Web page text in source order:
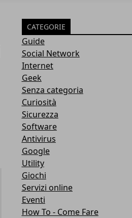
CATEGORIE
Guide
Social Network
Internet
Geek
Senza categoria
Curiosità
Sicurezza
Software
Antivirus
Google
Utility
Giochi
Servizi online
Eventi
How To - Come Fare